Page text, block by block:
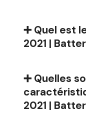
➕ Quel est
2021 |
➕ Quelles
2021 |